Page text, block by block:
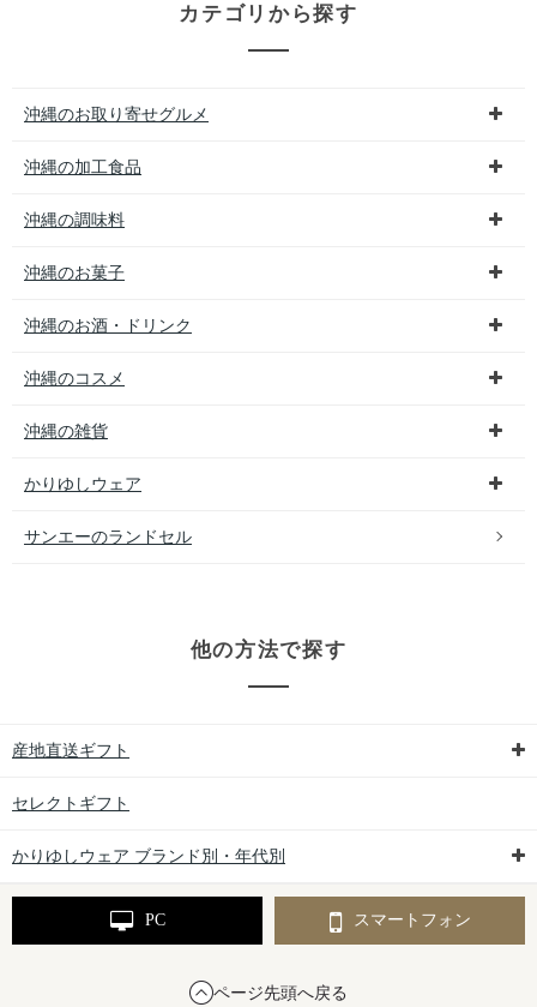
カテゴリから探す
沖縄のお取り寄せグルメ
沖縄の加工食品
沖縄の調味料
沖縄のお菓子
沖縄のお酒・ドリンク
沖縄のコスメ
沖縄の雑貨
かりゆしウェア
サンエーのランドセル
他の方法で探す
産地直送ギフト
セレクトギフト
かりゆしウェア ブランド別・年代別
PC スマートフォン
ページ先頭へ戻る